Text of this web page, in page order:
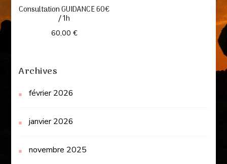
Consultation GUIDANCE 60€
/ 1h
60,00 €
Archives
février 2026
janvier 2026
novembre 2025